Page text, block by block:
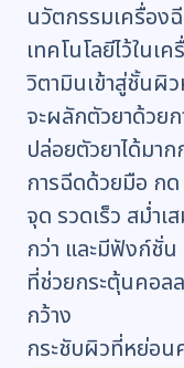
นวัตกรรมเครื่อง
เทคโนโลยีไว้ใน
วิตามินเข้าสู่ชั้นผิ
จะผลักตัวยาด้วยก
ปล่อยตัวยาได้มาก
การฉีดด้วยมือ กด
จุด รวดเร็ว สม่ำเ
กว่า และมีฟังก์ชั่
ที่ช่วยกระตุ้นคอล
กว้าง
กระชับผิวที่หย่อน